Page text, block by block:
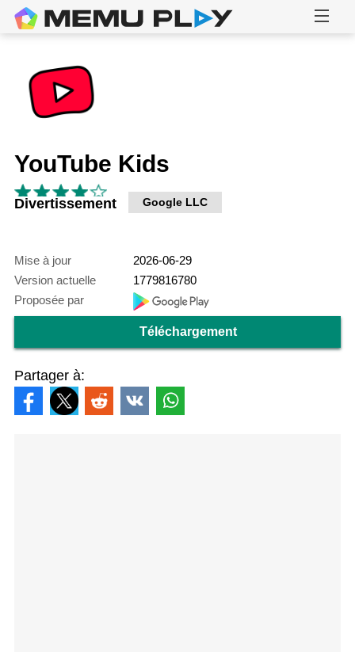
YouTube Kids
Divertissement Google LLC
Mise à jour
2026-06-29
Version actuelle
1779816780
Proposée par
Téléchargement
Partager à: